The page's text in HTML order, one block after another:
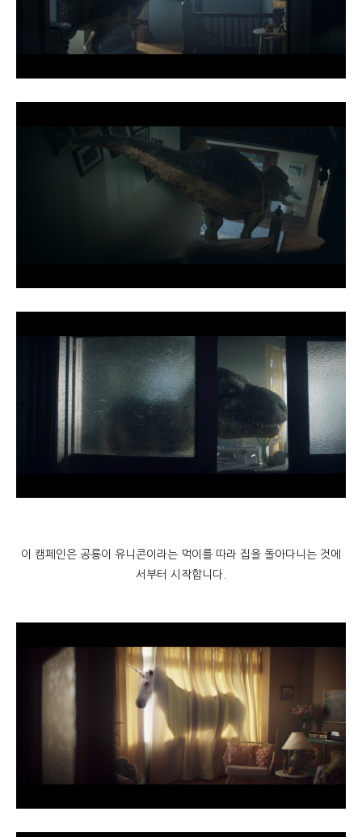
이 캠페인은 공룡이 유니콘이라는 먹이를 따라 집을 돌아다니는 것에
서부터 시작합니다.